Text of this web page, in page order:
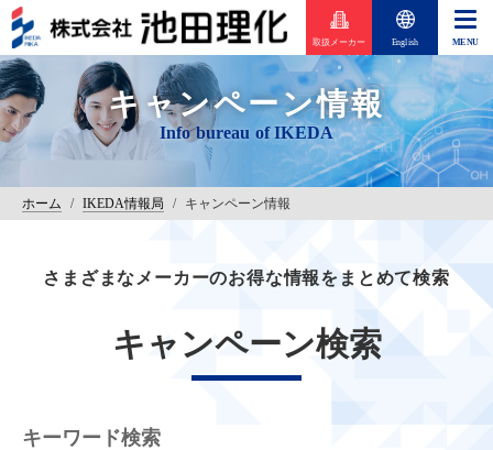
取扱メーカー English
キャンペーン情報
ホーム / IKEDA情報局 / キャンペーン情報
さまざまなメーカーのお得な情報をまとめて検索
キャンペーン検索
キーワード検索